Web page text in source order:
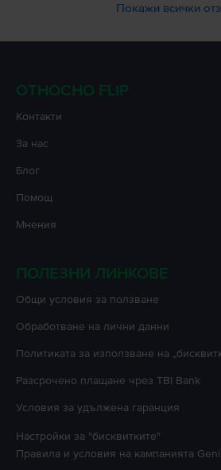
Покажи всички
ОТНОСНО FLIP
Контакти
За нас
Блог
Помощ
Мнения
ПОЛЕЗНИ ЛИНКОВЕ
Oбщи условия за ползване
Oбработване на лични данни
Политиката за използване на
Разсрочено плащане чрез TBI Bank
Условия за удължена гаранция
Настройки за "бисквитките"
Правила и условия на кампанията